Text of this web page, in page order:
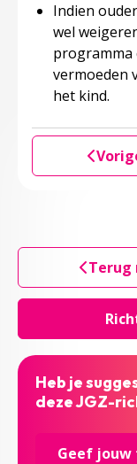
Indien
wel
programma
vermoeden
het kind.
Terug
Heb je
deze JGZ-
Geef jouw